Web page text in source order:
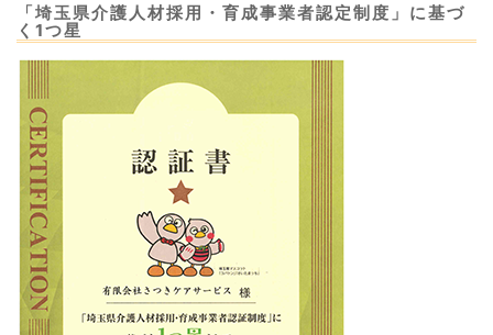
「埼玉県介護人材採用・育成事業者認定制度」に基づ
く1つ星